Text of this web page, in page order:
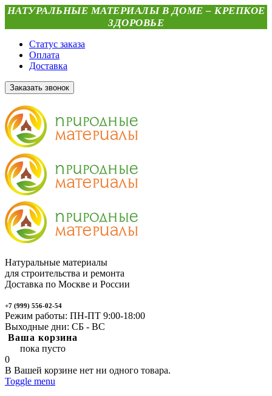
НАТУРАЛЬНЫЕ МАТЕРИАЛЫ В ДОМЕ – КРЕПКОЕ
ЗДОРОВЬЕ
Статус заказа
Оплата
Доставка
Заказать звонок
Натуральные материалы
для строительства и ремонта
Доставка по Москве и России
+7 (999) 556-02-54
Режим работы: ПН-ПТ 9:00-18:00
Выходные дни: СБ - ВС
Ваша корзина
пока пусто
0
В Вашей корзине нет ни одного товара.
Toggle menu